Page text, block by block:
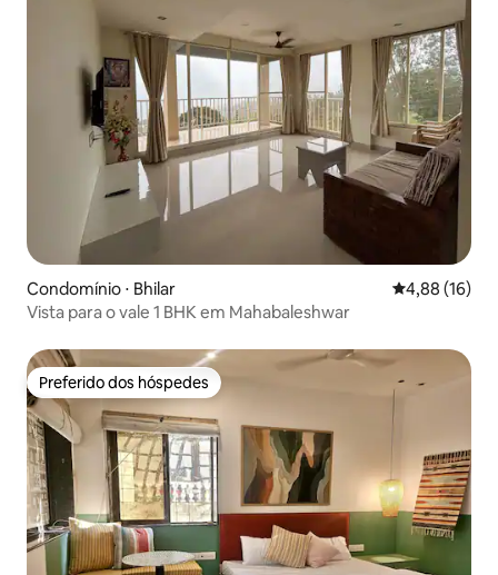
Condomínio ⋅ Bhilar 4,88 de uma
4,88 (16)
Vista para o vale 1 BHK em Mahabaleshwar
Preferido dos hóspedes
Preferido dos hóspedes